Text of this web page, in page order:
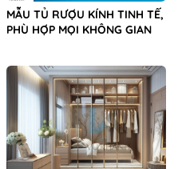
MẪU TỦ RƯỢU KÍNH TINH TẾ,
PHÙ HỢP MỌI KHÔNG GIAN